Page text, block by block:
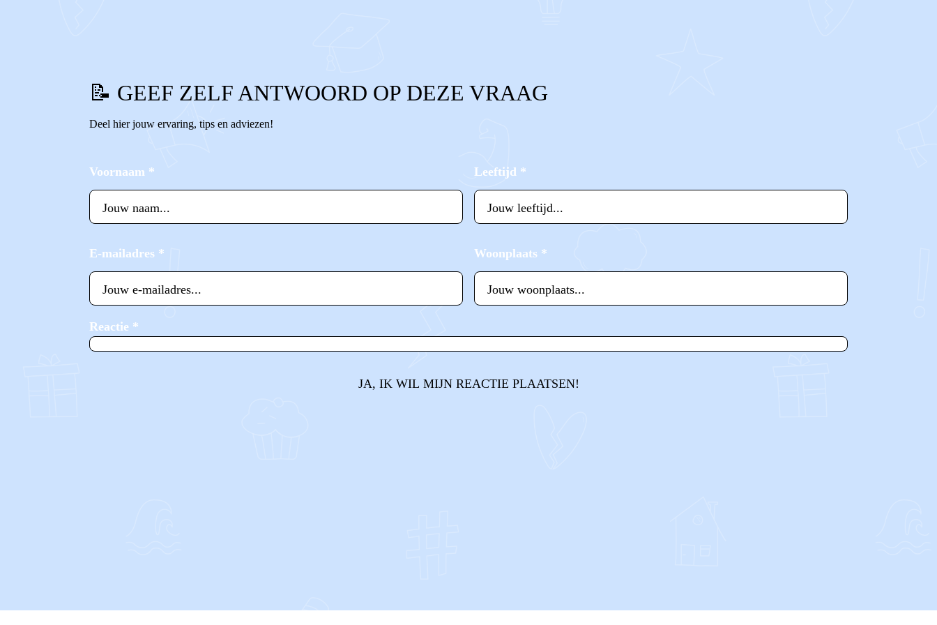
📝 GEEF ZELF ANTWOORD OP DEZE VRAAG
Deel hier jouw ervaring, tips en adviezen!
Voornaam * Leeftijd *
E-mailadres * Woonplaats *
Reactie *
JA, IK WIL MIJN REACTIE PLAATSEN!